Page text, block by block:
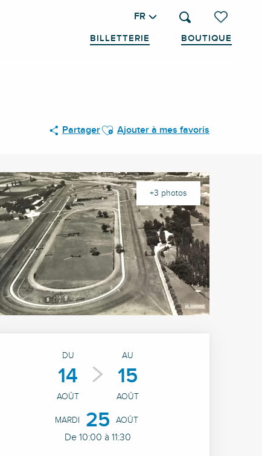
Voir les
Recherche
FR
BILLETTERIE BOUTIQUE
PartagerAjouter aux favoris
Ajouter à mes favoris
+3 photos
Ouverture et
DU
14
AOÛT
AU
15
AOÛT
MARDI 25 AOÛT
De 10:00 à 11:30